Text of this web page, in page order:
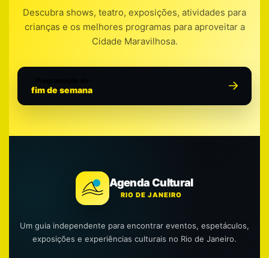
Descubra shows, teatro, exposições, atividades para
crianças e os melhores programas para aproveitar a
Cidade Maravilhosa.
fim de semana
Agenda Cultural
RIO DE JANEIRO
Um guia independente para encontrar eventos, espetáculos,
exposições e experiências culturais no Rio de Janeiro.